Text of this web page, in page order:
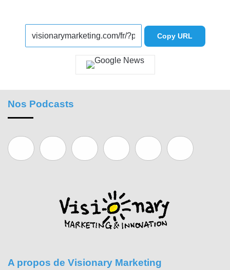
Copy URL
Nos Podcasts
A propos de Visionary Marketing